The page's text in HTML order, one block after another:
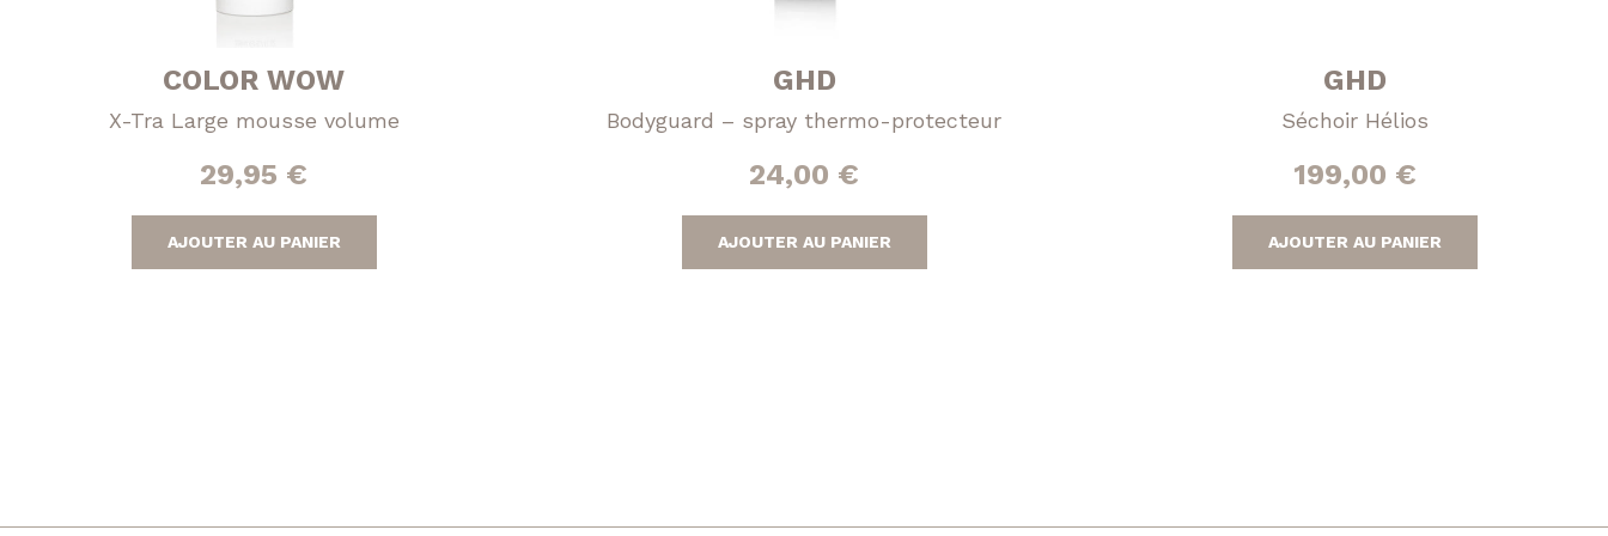
COLOR WOW
X-Tra Large mousse volume
29,95 €
AJOUTER AU PANIER
GHD
Bodyguard – spray thermo-protecteur
24,00 €
AJOUTER AU PANIER
GHD
Séchoir Hélios
199,00 €
AJOUTER AU PANIER